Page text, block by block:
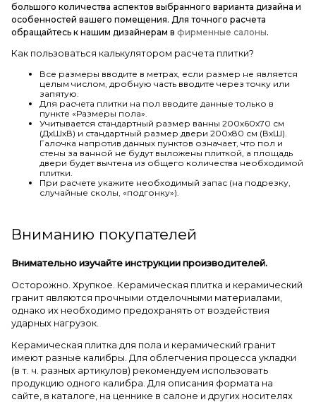
большого количества аспектов выбранного варианта дизайна и
особенностей вашего помещения. Для точного расчета
обращайтесь к нашим дизайнерам в фирменные салоны.
Как пользоваться калькулятором расчета плитки?
Все размеры вводите в метрах, если размер не является
целым числом, дробную часть вводите через точку или
запятую.
Для расчета плитки на пол вводите данные только в
пункте «Размеры пола».
Учитывается стандартный размер ванны 200х60х70 см
(ДхШхВ) и стандартный размер двери 200х80 см (ВхШ).
Галочка напротив данных пунктов означает, что пол и
стены за ванной не будут выложены плиткой, а площадь
двери будет вычтена из общего количества необходимой
плитки.
При расчете укажите необходимый запас (на подрезку,
случайные сколы, «подгонку»).
Вниманию покупателей
Внимательно изучайте инструкции производителей.
Осторожно. Хрупкое. Керамическая плитка и керамический
гранит являются прочными отделочными материалами,
однако их необходимо предохранять от воздействия
ударных нагрузок.
Керамическая плитка для пола и керамический гранит
имеют разные калибры. Для облегчения процесса укладки
(в т. ч. разных артикулов) рекомендуем использовать
продукцию одного калибра. Для описания формата на
сайте, в каталоге, на ценнике в салоне и других носителях